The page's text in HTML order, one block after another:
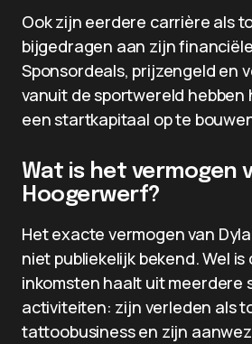
Ook zijn eerdere carrière als
bijgedragen aan zijn
Sponsordeals, prijzengeld en
vanuit de sportwereld hebben
een startkapitaal op te
Wat is het vermogen
Hoogerwerf?
Het exacte vermogen van
niet publiekelijk bekend. Wel
inkomsten haalt uit meerdere
activiteiten: zijn verleden als
tattoobusiness en zijn